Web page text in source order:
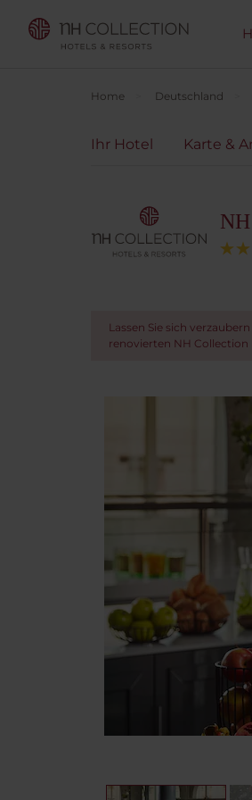
Home Deutschland
Ihr Hotel Karte &
Lassen Sie sich
renovierten NH Collection